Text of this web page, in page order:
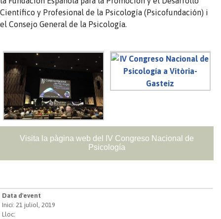
Científico y Profesional de la Psicología (Psicofundación) i
el Consejo General de la Psicología.
Visita la pàgina web del IV Congreso Nacional de
Psicología
Data d'event
Inici: 21 juliol, 2019
Lloc: